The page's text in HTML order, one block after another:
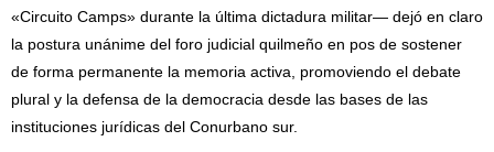
«Circuito Camps» durante la última dictadura militar— dejó en claro
la postura unánime del foro judicial quilmeño en pos de sostener
de forma permanente la memoria activa, promoviendo el debate
plural y la defensa de la democracia desde las bases de las
instituciones jurídicas del Conurbano sur.